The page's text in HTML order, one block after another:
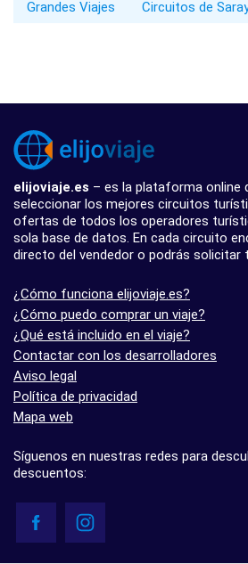
Grandes Viajes
Circuitos de
elijoviaje.es – es la plataforma online
seleccionar los mejores circuitos
ofertas de todos los operadores
sola base de datos. En cada circuito
directo del vendedor o podrás solicitar
¿Cómo funciona elijoviaje.es?
¿Cómo puedo comprar un viaje?
¿Qué está incluido en el viaje?
Contactar con los desarrolladores
Aviso legal
Política de privacidad
Mapa web
Síguenos en nuestras redes para
descuentos: